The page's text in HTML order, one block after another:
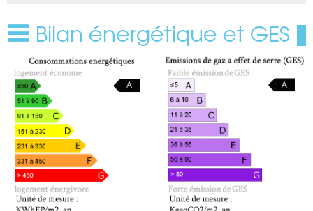
Bilan énergétique et GES